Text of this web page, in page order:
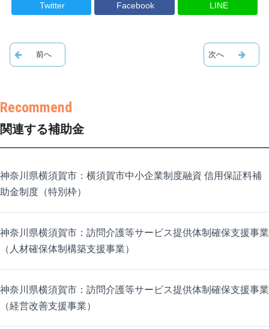
Twitter Facebook LINE
関連する補助金
神奈川県横須賀市：横須賀市中小企業制度融資 信用保証料補
助金制度（特別枠）
神奈川県横須賀市：訪問介護等サービス提供体制確保支援事業
（人材確保体制構築支援事業）
神奈川県横須賀市：訪問介護等サービス提供体制確保支援事業
（経営改善支援事業）